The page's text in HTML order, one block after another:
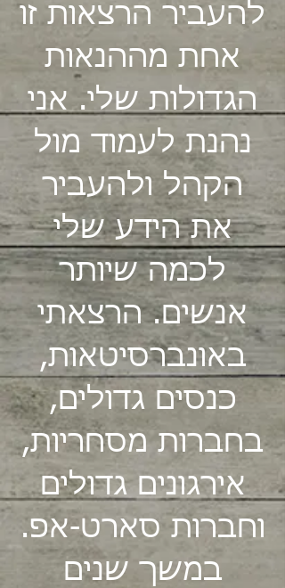
להעביר הרצאות זו
אחת מההנאות
הגדולות שלי. אני
נהנת לעמוד מול
הקהל ולהעביר
את הידע שלי
לכמה שיותר
אנשים. הרצאתי
באונברסיטאות,
כנסים גדולים,
בחברות מסחריות,
אירגונים גדולים
וחברות סארט-אפ.
במשך שנים